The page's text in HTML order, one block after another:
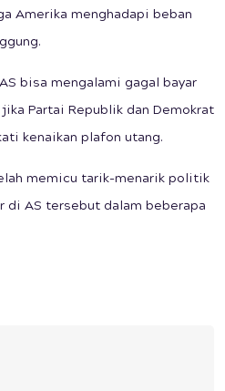
Amerika menghadapi beban
bisa mengalami gagal bayar
Partai Republik dan Demokrat
kenaikan plafon utang.
memicu tarik-menarik politik
di AS tersebut dalam beberapa